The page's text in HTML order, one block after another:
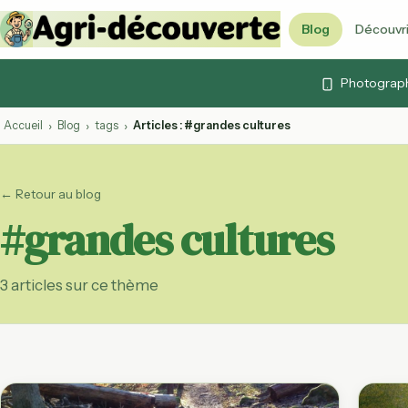
Blog
Articles, vidéos
Testez vos
Agenda
Foires, marchés et
AB, Label Rouge,
décryptés
Accueil › Blog › tags › Articles : #grandes cultures
← Retour au blog
#grandes cultures
3 articles sur ce thème